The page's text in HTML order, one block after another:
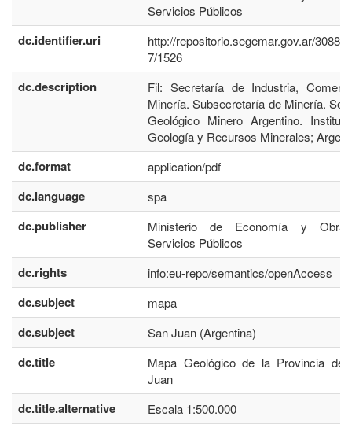
Servicios Públicos
dc.identifier.uri
http://repositorio.segemar.gov.ar/
7/1526
dc.description
Fil: Secretaría de Industria,
Minería. Subsecretaría de Minería.
Geológico Minero Argentino.
Geología y Recursos Minerales;
dc.format application/pdf
dc.language spa
dc.publisher
Ministerio de Economía y
Servicios Públicos
dc.rights info:eu-repo/semantics/openAccess
dc.subject mapa
dc.subject San Juan (Argentina)
dc.title
Mapa Geológico de la Provincia de
Juan
dc.title.alternative Escala 1:500.000